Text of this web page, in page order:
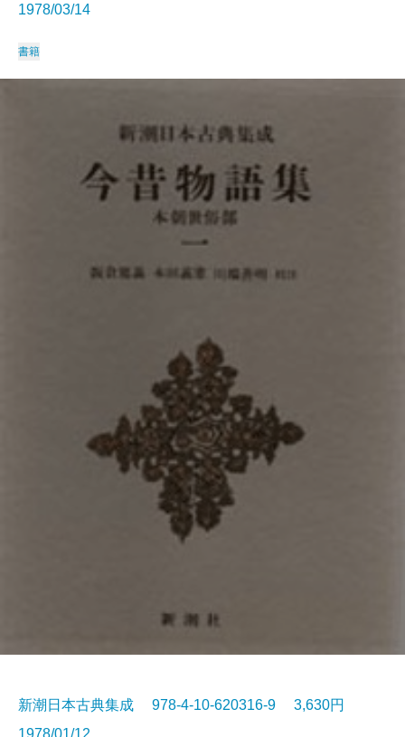
1978/03/14
書籍
新潮日本古典集成 978-4-10-620316-9 3,630円
1978/01/12